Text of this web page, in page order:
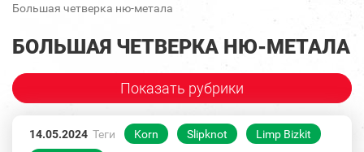
Большая четверка ню-метала
БОЛЬШАЯ ЧЕТВЕРКА НЮ-МЕТАЛА
Показать рубрики
14.05.2024 Теги Korn Slipknot
Limp Bizkit